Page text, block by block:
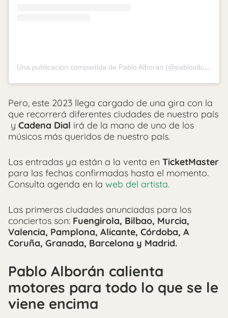
Una publicación compartida de Pablo Alborán (@pabloalboran)
Pero, este 2023 llega cargado de una gira con la
que recorrerá diferentes ciudades de nuestro país
y Cadena Dial irá de la mano de uno de los
músicos más queridos de nuestro país.
Las entradas ya están a la venta en TicketMaster
para las fechas confirmadas hasta el momento.
Consulta agenda en la web del artista.
Las primeras ciudades anunciadas para los
conciertos son: Fuengirola, Bilbao, Murcia,
Valencia, Pamplona, Alicante, Córdoba, A
Coruña, Granada, Barcelona y Madrid.
Pablo Alborán calienta
motores para todo lo que se le
viene encima